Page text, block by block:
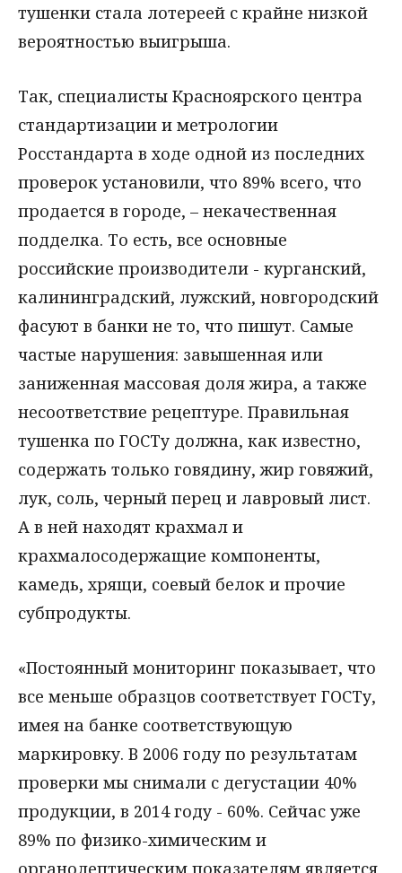
тушенки стала лотереей с крайне низкой
вероятностью выигрыша.
Так, специалисты Красноярского центра
стандартизации и метрологии
Росстандарта в ходе одной из последних
проверок установили, что 89% всего, что
продается в городе, – некачественная
подделка. То есть, все основные
российские производители - курганский,
калининградский, лужский, новгородский
фасуют в банки не то, что пишут. Самые
частые нарушения: завышенная или
заниженная массовая доля жира, а также
несоответствие рецептуре. Правильная
тушенка по ГОСТу должна, как известно,
содержать только говядину, жир говяжий,
лук, соль, черный перец и лавровый лист.
А в ней находят крахмал и
крахмалосодержащие компоненты,
камедь, хрящи, соевый белок и прочие
субпродукты.
«Постоянный мониторинг показывает, что
все меньше образцов соответствует ГОСТу,
имея на банке соответствующую
маркировку. В 2006 году по результатам
проверки мы снимали с дегустации 40%
продукции, в 2014 году - 60%. Сейчас уже
89% по физико-химическим и
органолептическим показателям является